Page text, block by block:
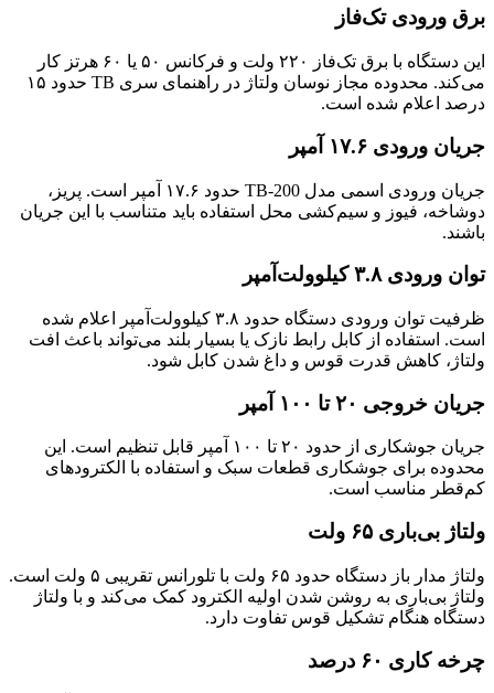
برق ورودی تک‌فاز
این دستگاه با برق تک‌فاز ۲۲۰ ولت و فرکانس ۵۰ یا ۶۰ هرتز کار
می‌کند. محدوده مجاز نوسان ولتاژ در راهنمای سری TB حدود ۱۵
درصد اعلام شده است.
جریان ورودی ۱۷.۶ آمپر
جریان ورودی اسمی مدل TB-200 حدود ۱۷.۶ آمپر است. پریز،
دوشاخه، فیوز و سیم‌کشی محل استفاده باید متناسب با این جریان
باشند.
توان ورودی ۳.۸ کیلوولت‌آمپر
ظرفیت توان ورودی دستگاه حدود ۳.۸ کیلوولت‌آمپر اعلام شده
است. استفاده از کابل رابط نازک یا بسیار بلند می‌تواند باعث افت
ولتاژ، کاهش قدرت قوس و داغ شدن کابل شود.
جریان خروجی ۲۰ تا ۱۰۰ آمپر
جریان جوشکاری از حدود ۲۰ تا ۱۰۰ آمپر قابل تنظیم است. این
محدوده برای جوشکاری قطعات سبک و استفاده با الکترودهای
کم‌قطر مناسب است.
ولتاژ بی‌باری ۶۵ ولت
ولتاژ مدار باز دستگاه حدود ۶۵ ولت با تلورانس تقریبی ۵ ولت است.
ولتاژ بی‌باری به روشن شدن اولیه الکترود کمک می‌کند و با ولتاژ
دستگاه هنگام تشکیل قوس تفاوت دارد.
چرخه کاری ۶۰ درصد